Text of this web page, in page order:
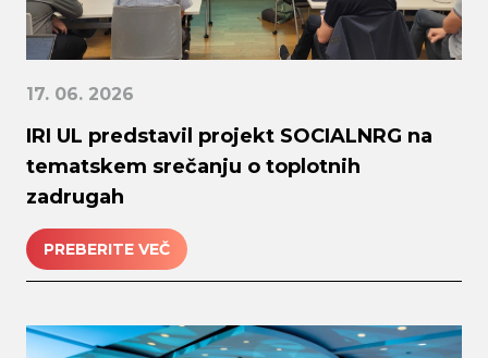
17. 06. 2026
IRI UL predstavil projekt SOCIALNRG na
tematskem srečanju o toplotnih
zadrugah
PREBERITE VEČ